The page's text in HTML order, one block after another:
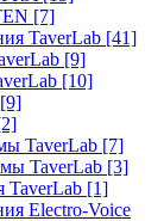
[7]
TaverLab [41]
[9]
[10]
[9]
TaverLab [7]
TaverLab [3]
TaverLab [1]
Electro-Voice